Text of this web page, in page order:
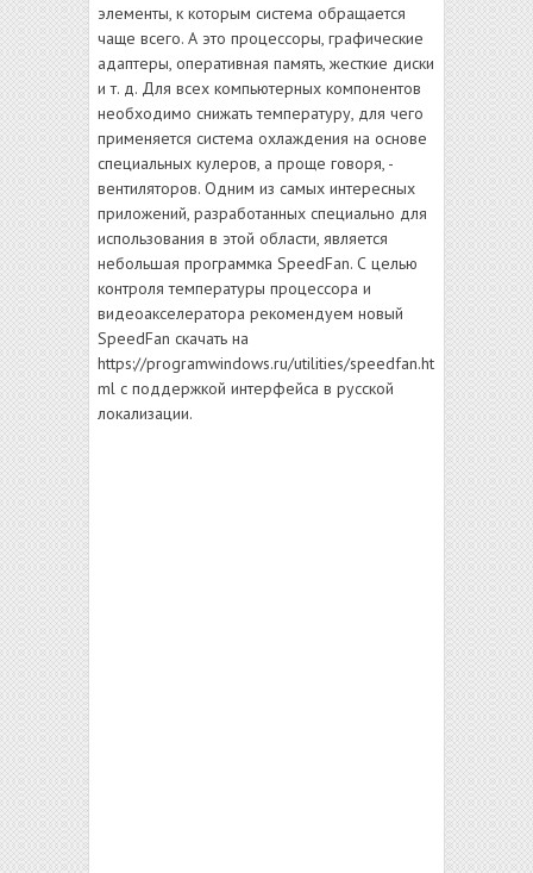
элементы, к которым система обращается
чаще всего. А это процессоры, графические
адаптеры, оперативная память, жесткие диски
и т. д. Для всех компьютерных компонентов
необходимо снижать температуру, для чего
применяется система охлаждения на основе
специальных кулеров, а проще говоря, -
вентиляторов. Одним из самых интересных
приложений, разработанных специально для
использования в этой области, является
небольшая программка SpeedFan. С целью
контроля температуры процессора и
видеоакселератора рекомендуем новый
SpeedFan скачать на
https://programwindows.ru/utilities/speedfan.ht
ml с поддержкой интерфейса в русской
локализации.